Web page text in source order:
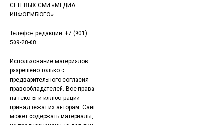
СЕТЕВЫХ СМИ «МЕДИА
ИНФОРМБЮРО»
Телефон редакции: +7 (901)
509-28-08
Использование материалов
разрешено только с
предварительного согласия
правообладателей. Все права
на тексты и иллюстрации
принадлежат их авторам. Сайт
может содержать материалы,